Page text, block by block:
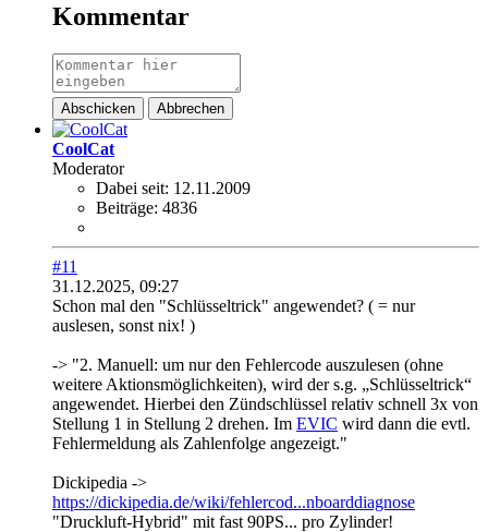
Kommentar
Abschicken Abbrechen
CoolCat
Moderator
Dabei seit: 12.11.2009
Beiträge: 4836
#11
31.12.2025, 09:27
Schon mal den "Schlüsseltrick" angewendet? ( = nur
auslesen, sonst nix! )
-> "2. Manuell: um nur den Fehlercode auszulesen (ohne
weitere Aktionsmöglichkeiten), wird der s.g. „Schlüsseltrick“
angewendet. Hierbei den Zündschlüssel relativ schnell 3x von
Stellung 1 in Stellung 2 drehen. Im EVIC wird dann die evtl.
Fehlermeldung als Zahlenfolge angezeigt.​"​
Dickipedia ->
https://dickipedia.de/wiki/fehlercod...nboarddiagnose
"Druckluft-Hybrid" mit fast 90PS... pro Zylinder!